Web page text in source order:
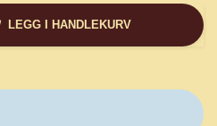
LEGG I HANDLEKURV